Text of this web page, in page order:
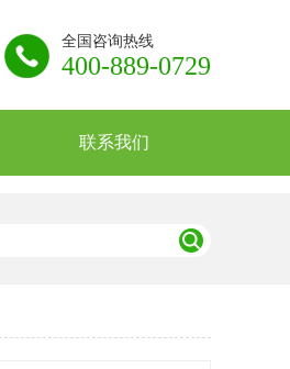
全国咨询热线
400-889-0729
联系我们